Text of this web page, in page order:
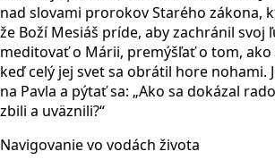
nad slovami prorokov Starého zákona,
že Boží Mesiáš príde, aby zachránil svoj
meditovať o Márii, premýšľať o tom,
keď celý jej svet sa obrátil hore nohami.
na Pavla a pýtať sa: „Ako sa dokázal
zbili a uväznili?“
Navigovanie vo vodách života